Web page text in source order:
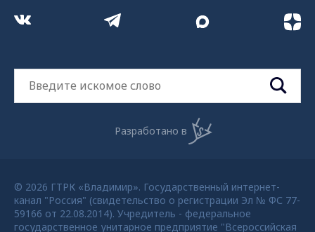
Разработано в
© 2026 ГТРК «Владимир». Государственный интернет-
канал "Россия" (свидетельство о регистрации Эл № ФС 77-
59166 от 22.08.2014). Учредитель - федеральное
государственное унитарное предприятие "Всероссийская